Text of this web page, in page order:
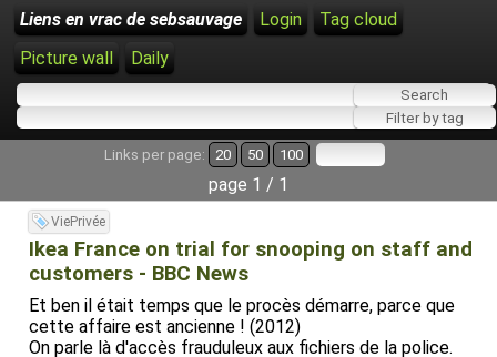
Liens en vrac de sebsauvage Login
Tag cloud
Picture wall
Daily
Links per page: 20 50 100
page 1 / 1
ViePrivée
Ikea France on trial for snooping on staff and
customers - BBC News
Et ben il était temps que le procès démarre, parce que
cette affaire est ancienne ! (2012)
On parle là d'accès frauduleux aux fichiers de la police.